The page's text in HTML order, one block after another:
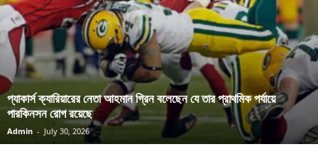
প্যাকার্স ক্যারিয়ারের নেতা আহমান গ্রিন বলেছেন যে তার প্রাথমিক পর্যায়ে
পারকিনসন রোগ রয়েছে
Admin - July 30, 2026